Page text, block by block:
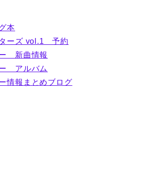
本
ーズ vol.1 予約
新曲情報
アルバム
情報まとめブログ